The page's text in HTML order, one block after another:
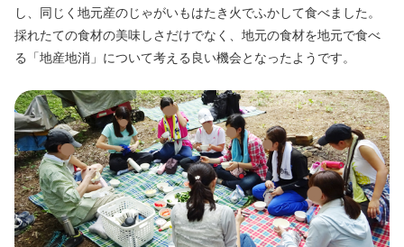
し、同じく地元産のじゃがいもはたき火でふかして食べました。
採れたての食材の美味しさだけでなく、地元の食材を地元で食べ
る「地産地消」について考える良い機会となったようです。